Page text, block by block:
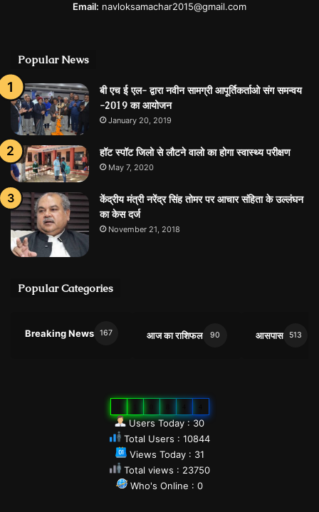
Email: navloksamachar2015@gmail.com
Popular News
बी एच ई एल- द्वारा नवीन सामग्री आपूर्तिकर्ताओ संग समन्वय
-2019 का आयोजन
January 20, 2019
हॉट स्पॉट जिलो से लौटने वालो का होगा स्वास्थ्य परीक्षण
May 7, 2020
केंद्रीय मंत्री नरेंद्र सिंह तोमर पर आचार संहिता के उल्लंघन
का केस दर्ज
November 21, 2018
Popular Categories
Breaking News 167 आज का राशिफल 90 आसपास 513
Users Today : 30
Total Users : 10844
Views Today : 31
Total views : 23750
Who's Online : 0